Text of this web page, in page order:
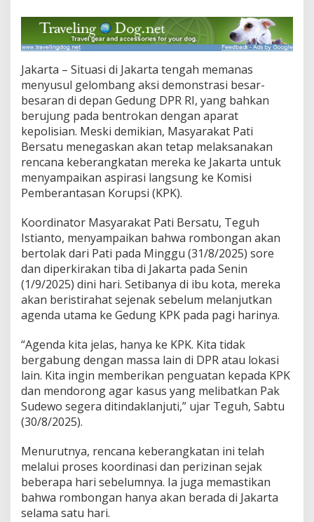
a
p
B
a
g
k
a
t
k
e
J
a
a
r
t
a
d
i
T
n
a
h
P
n
a
y
S
i
t
u
Jakarta – Situasi di Jakarta tengah memanas
menyusul gelombang aksi demonstrasi besar-
besaran di depan Gedung DPR RI, yang bahkan
berujung pada bentrokan dengan aparat
kepolisian. Meski demikian, Masyarakat Pati
Bersatu menegaskan akan tetap melaksanakan
rencana keberangkatan mereka ke Jakarta untuk
menyampaikan aspirasi langsung ke Komisi
Pemberantasan Korupsi (KPK).
Koordinator Masyarakat Pati Bersatu, Teguh
Istianto, menyampaikan bahwa rombongan akan
bertolak dari Pati pada Minggu (31/8/2025) sore
dan diperkirakan tiba di Jakarta pada Senin
(1/9/2025) dini hari. Setibanya di ibu kota, mereka
akan beristirahat sejenak sebelum melanjutkan
agenda utama ke Gedung KPK pada pagi harinya.
“Agenda kita jelas, hanya ke KPK. Kita tidak
bergabung dengan massa lain di DPR atau lokasi
lain. Kita ingin memberikan penguatan kepada KPK
dan mendorong agar kasus yang melibatkan Pak
Sudewo segera ditindaklanjuti,” ujar Teguh, Sabtu
(30/8/2025).
Menurutnya, rencana keberangkatan ini telah
melalui proses koordinasi dan perizinan sejak
beberapa hari sebelumnya. Ia juga memastikan
bahwa rombongan hanya akan berada di Jakarta
selama satu hari.